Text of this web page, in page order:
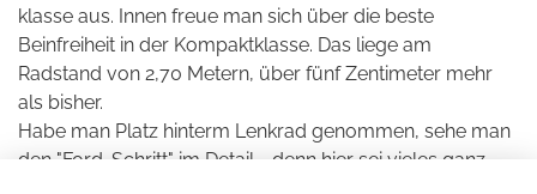
klasse aus. Innen freue man sich über die beste
Beinfreiheit in der Kompaktklasse. Das liege am
Radstand von 2,70 Metern, über fünf Zentimeter mehr
als bisher.
Habe man Platz hinterm Lenkrad genommen, sehe man
den "Ford-Schritt" im Detail - denn hier sei vieles ganz